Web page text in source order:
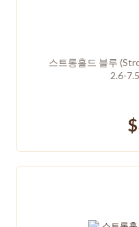
스트롱홀드 블루
2.6-